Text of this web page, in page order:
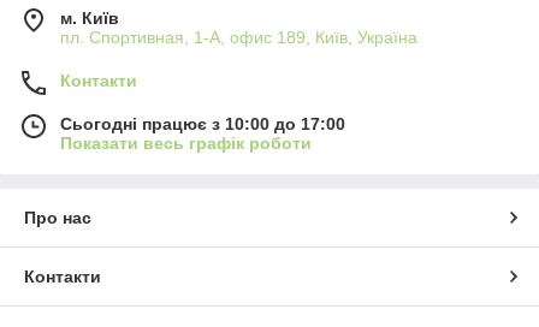
м. Київ
пл. Спортивная, 1-А, офис 189, Київ, Україна
Контакти
Сьогодні працює з 10:00 до 17:00
Показати весь графік роботи
Про нас
Контакти